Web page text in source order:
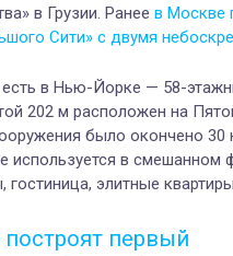
в Грузии. Ранее в Москве
Сити» с двумя
есть в Нью-Йорке — 58-
202 м расположен на
было окончено 30
используется в смешанном
элитные квартиры.
построят первый